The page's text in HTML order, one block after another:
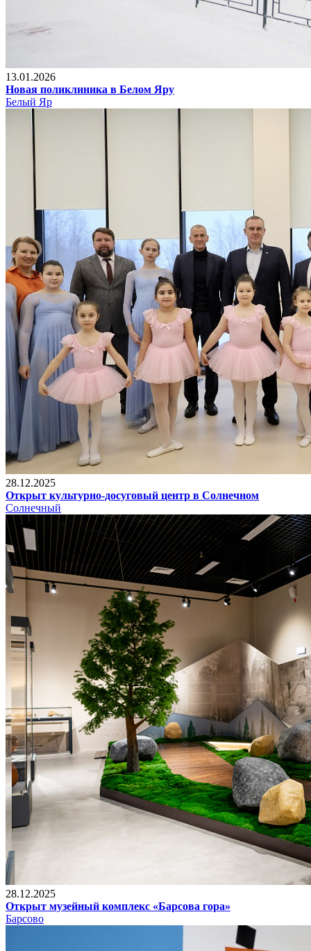
13.01.2026
Новая поликлиника в Белом Яру
Белый Яр
28.12.2025
Открыт культурно-досуговый центр в Солнечном
Солнечный
28.12.2025
Открыт музейный комплекс «Барсова гора»
Барсово